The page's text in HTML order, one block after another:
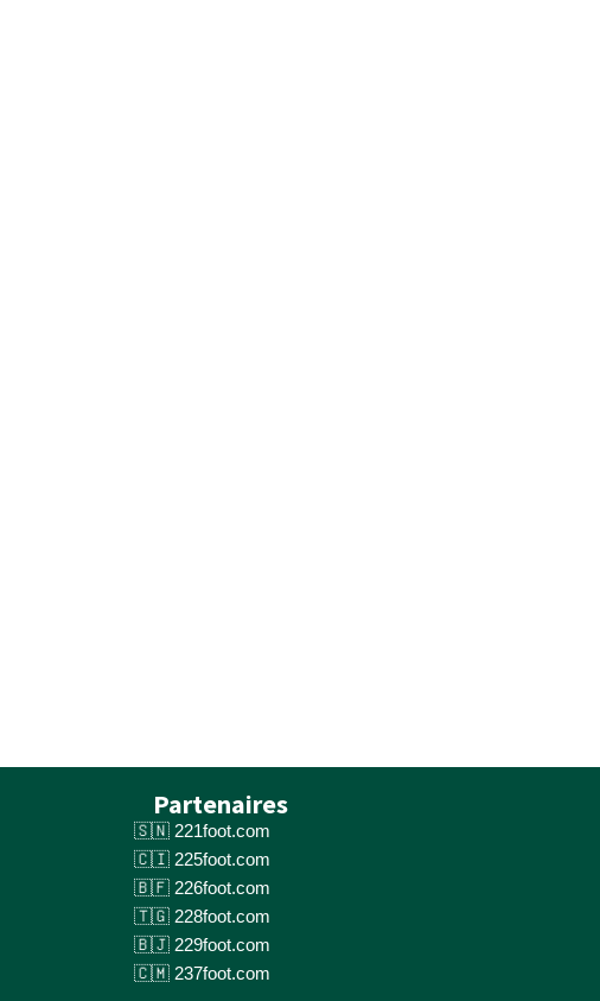
Partenaires
221foot.com
225foot.com
226foot.com
228foot.com
229foot.com
237foot.com